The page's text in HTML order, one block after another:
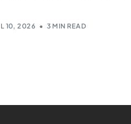
10, 2026 3 MIN READ